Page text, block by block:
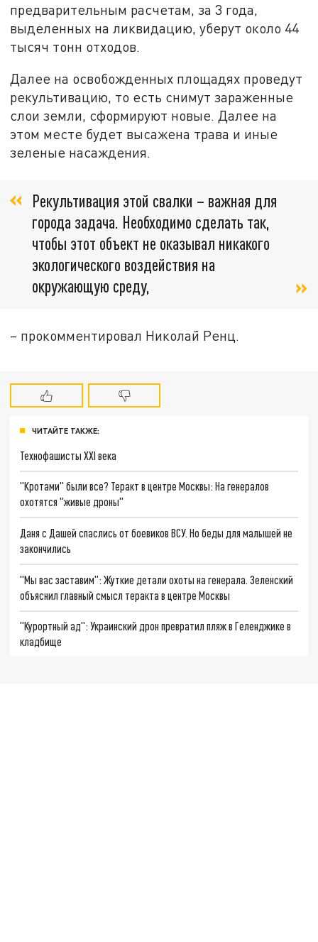
предварительным расчетам, за 3 года,
выделенных на ликвидацию, уберут около 44
тысяч тонн отходов.
Далее на освобожденных площадях проведут
рекультивацию, то есть снимут зараженные
слои земли, сформируют новые. Далее на
этом месте будет высажена трава и иные
зеленые насаждения.
Рекультивация этой свалки – важная для
города задача. Необходимо сделать так,
чтобы этот объект не оказывал никакого
экологического воздействия на
окружающую среду,
– прокомментировал Николай Ренц.
ЧИТАЙТЕ ТАКЖЕ:
Технофашисты XXI века
"Кротами" были все? Теракт в центре Москвы: На генералов
охотятся "живые дроны"
Даня с Дашей спаслись от боевиков ВСУ. Но беды для малышей не
закончились
"Мы вас заставим": Жуткие детали охоты на генерала. Зеленский
объяснил главный смысл теракта в центре Москвы
"Курортный ад": Украинский дрон превратил пляж в Геленджике в
кладбище